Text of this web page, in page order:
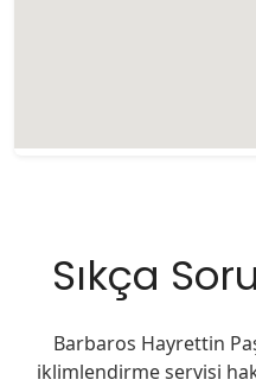
Sıkça
Barbaros Hayrettin
iklimlendirme servisi